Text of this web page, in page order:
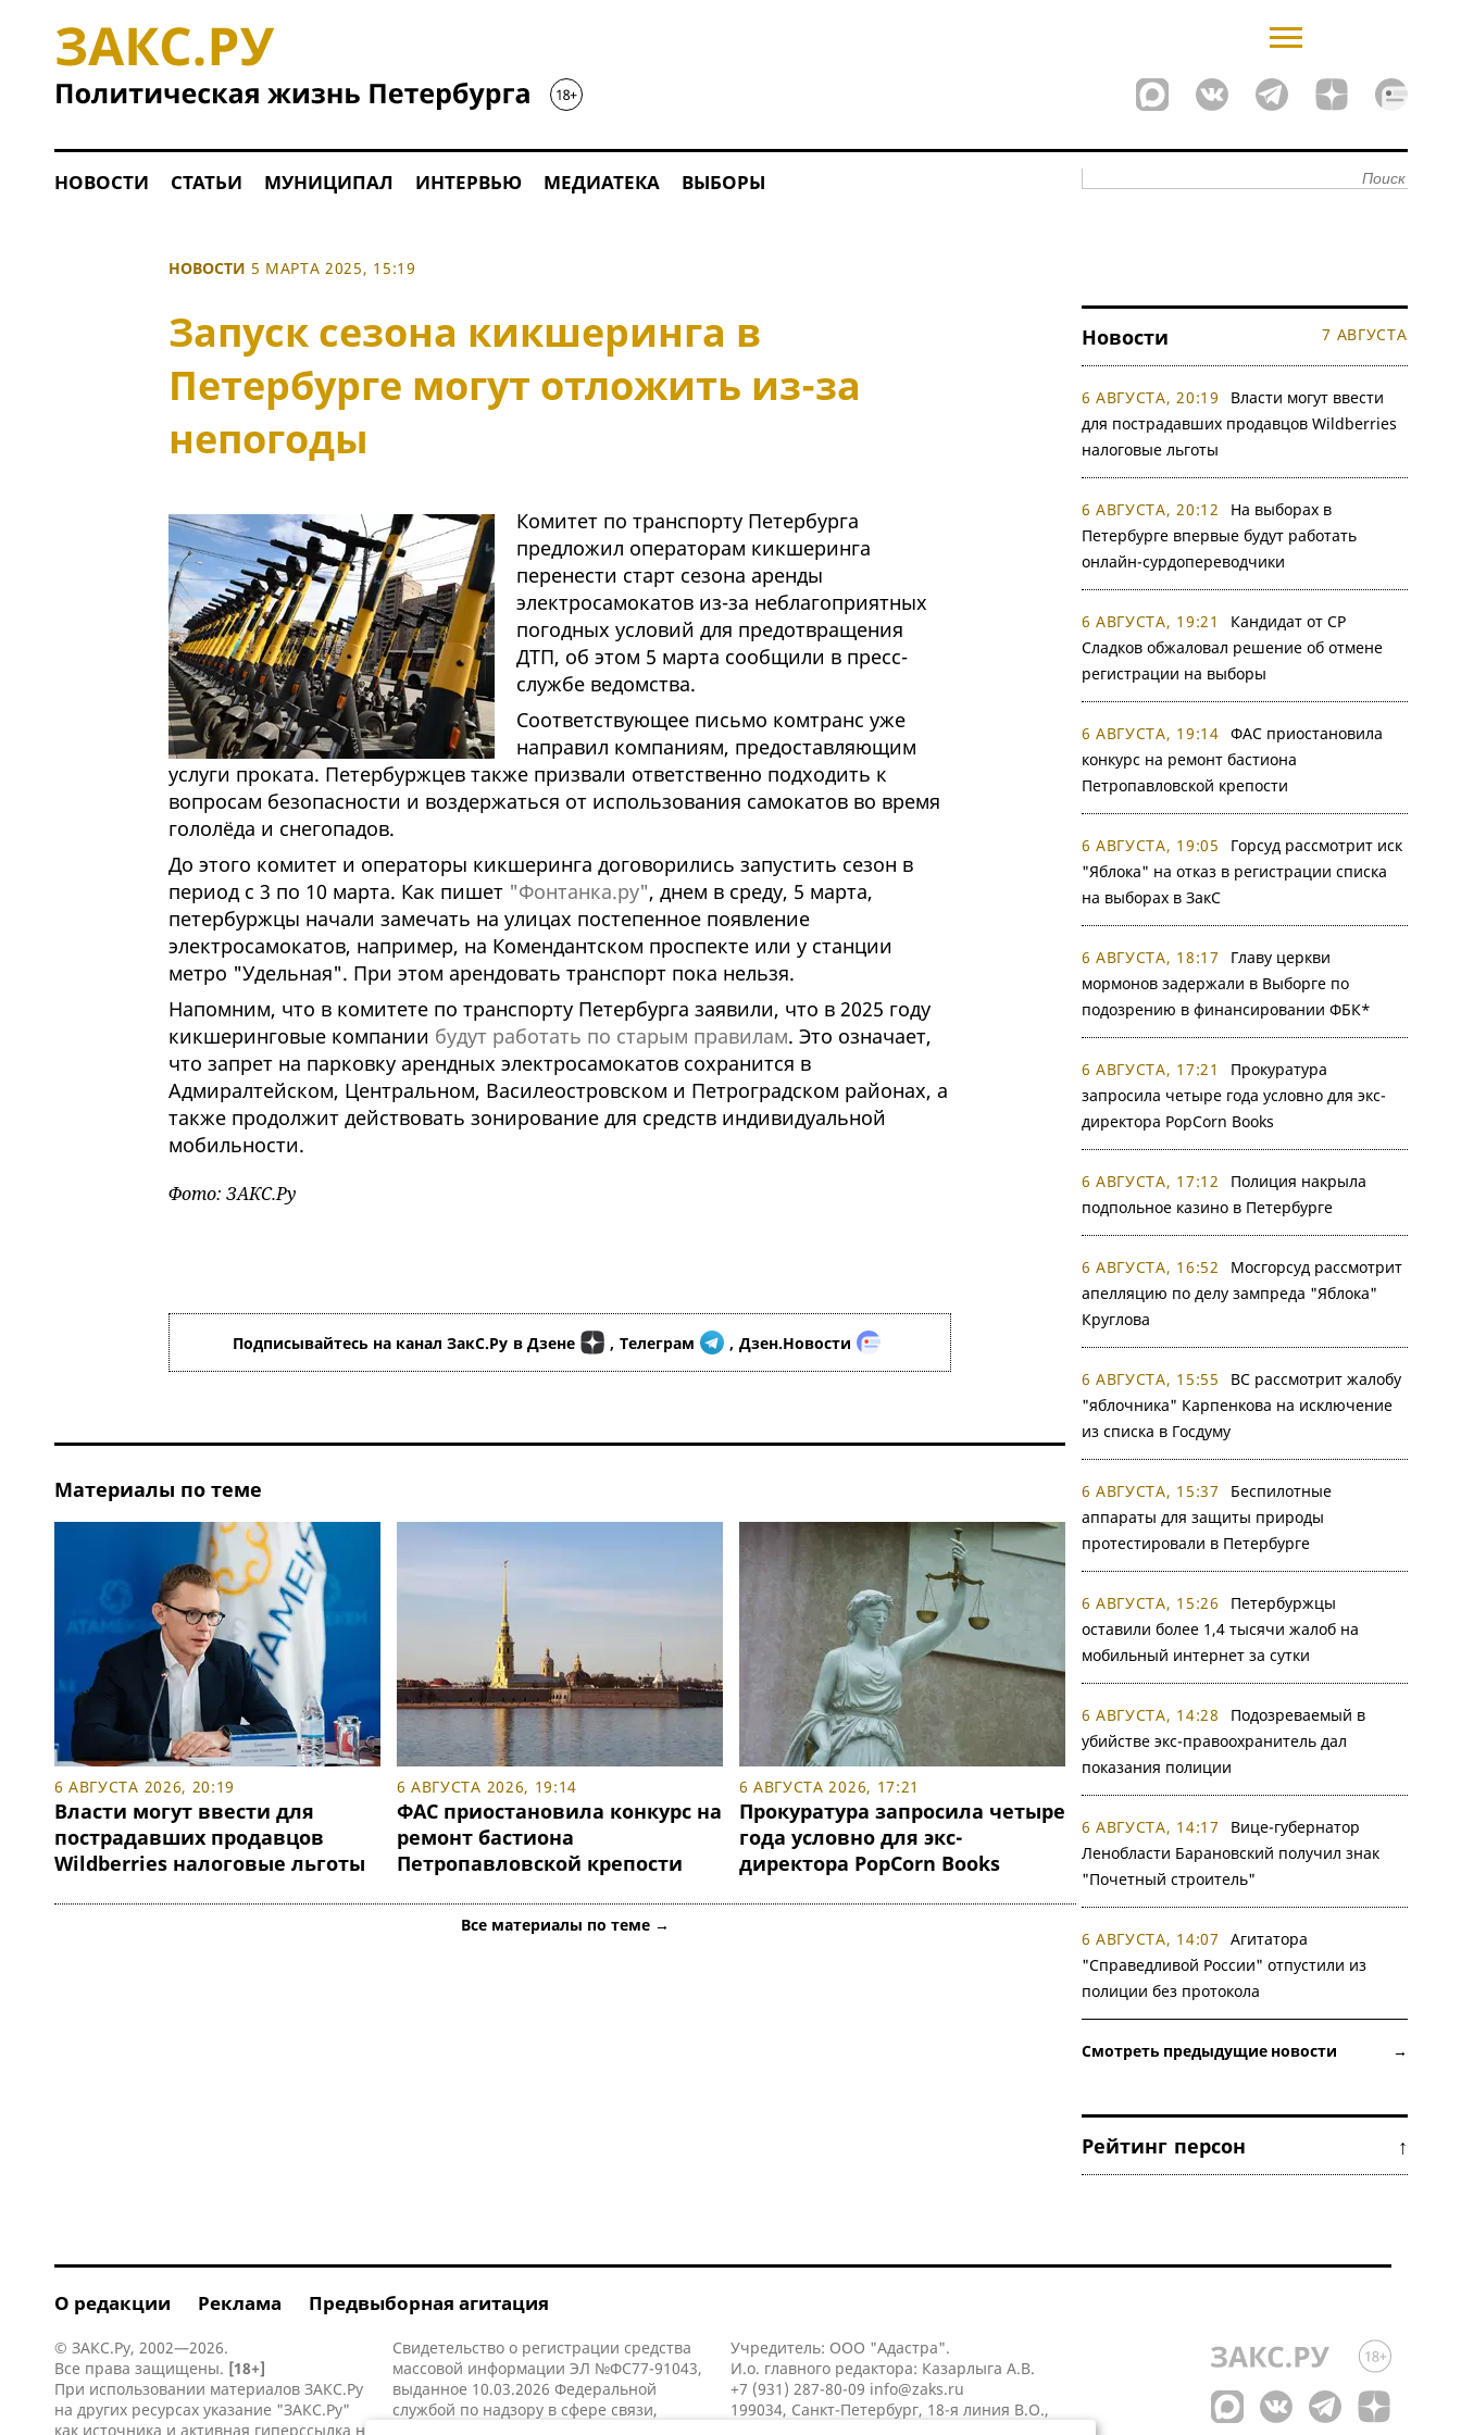
НОВОСТИ СТАТЬИ МУНИЦИПАЛ ИНТЕРВЬЮ МЕДИАТЕКА ВЫБОРЫ
НОВОСТИ 5 МАРТА 2025, 15:19
Запуск сезона кикшеринга в
Петербурге могут отложить из-за
непогоды
Комитет по транспорту Петербурга
предложил операторам кикшеринга
перенести старт сезона аренды
электросамокатов из-за неблагоприятных
погодных условий для предотвращения
ДТП, об этом 5 марта сообщили в пресс-
службе ведомства.
Соответствующее письмо комтранс уже
направил компаниям, предоставляющим
услуги проката. Петербуржцев также призвали ответственно подходить к
вопросам безопасности и воздержаться от использования самокатов во время
гололёда и снегопадов.
До этого комитет и операторы кикшеринга договорились запустить сезон в
период с 3 по 10 марта. Как пишет "Фонтанка.ру", днем в среду, 5 марта,
петербуржцы начали замечать на улицах постепенное появление
электросамокатов, например, на Комендантском проспекте или у станции
метро "Удельная". При этом арендовать транспорт пока нельзя.
Напомним, что в комитете по транспорту Петербурга заявили, что в 2025 году
кикшеринговые компании будут работать по старым правилам. Это означает,
что запрет на парковку арендных электросамокатов сохранится в
Адмиралтейском, Центральном, Василеостровском и Петроградском районах, а
также продолжит действовать зонирование для средств индивидуальной
мобильности.
Фото: ЗАКС.Ру
Подписывайтесь на канал ЗакС.Ру в Дзене , Телеграм , Дзен.Новости
Материалы по теме
6 АВГУСТА 2026, 20:19
Власти могут ввести для
пострадавших продавцов
Wildberries налоговые льготы
6 АВГУСТА 2026, 19:14
ФАС приостановила конкурс на
ремонт бастиона
Петропавловской крепости
6 АВГУСТА 2026, 17:21
Прокуратура запросила четыре
года условно для экс-
директора PopCorn Books
Все материалы по теме →
Новости 7 АВГУСТА
6 АВГУСТА, 20:19
Власти могут ввести
для пострадавших продавцов Wildberries
налоговые льготы
6 АВГУСТА, 20:12
На выборах в
Петербурге впервые будут работать
онлайн-сурдопереводчики
6 АВГУСТА, 19:21
Кандидат от СР
Сладков обжаловал решение об отмене
регистрации на выборы
6 АВГУСТА, 19:14 ФАС приостановила
конкурс на ремонт бастиона
Петропавловской крепости
6 АВГУСТА, 19:05
Горсуд рассмотрит иск
"Яблока" на отказ в регистрации списка
на выборах в ЗакС
6 АВГУСТА, 18:17
Главу церкви
мормонов задержали в Выборге по
подозрению в финансировании ФБК*
6 АВГУСТА, 17:21
Прокуратура
запросила четыре года условно для экс-
директора PopCorn Books
6 АВГУСТА, 17:12
Полиция накрыла
подпольное казино в Петербурге
6 АВГУСТА, 16:52
Мосгорсуд рассмотрит
апелляцию по делу зампреда "Яблока"
Круглова
6 АВГУСТА, 15:55
ВС рассмотрит жалобу
"яблочника" Карпенкова на исключение
из списка в Госдуму
6 АВГУСТА, 15:37
Беспилотные
аппараты для защиты природы
протестировали в Петербурге
6 АВГУСТА, 15:26
Петербуржцы
оставили более 1,4 тысячи жалоб на
мобильный интернет за сутки
6 АВГУСТА, 14:28
Подозреваемый в
убийстве экс-правоохранитель дал
показания полиции
6 АВГУСТА, 14:17
Вице-губернатор
Ленобласти Барановский получил знак
"Почетный строитель"
6 АВГУСТА, 14:07
Агитатора
"Справедливой России" отпустили из
полиции без протокола
Смотреть предыдущие новости →
Рейтинг персон ↑
О редакции Реклама Предвыборная агитация
© ЗАКС.Ру, 2002—2026.
Все права защищены. [18+]
При использовании материалов ЗАКС.Ру
на других ресурсах указание "ЗАКС.Ру"
как источника и активная гиперссылка на
Свидетельство о регистрации средства
массовой информации ЭЛ №ФС77-91043,
выданное 10.03.2026 Федеральной
службой по надзору в сфере связи,
Учредитель: ООО "Адастра".
И.о. главного редактора: Казарлыга А.В.
+7 (931) 287-80-09 info@zaks.ru
199034, Санкт-Петербург, 18-я линия В.О.,